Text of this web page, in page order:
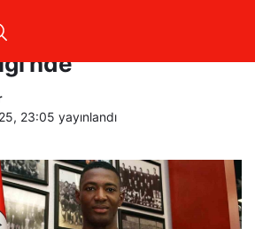
23:05 yayınlandı